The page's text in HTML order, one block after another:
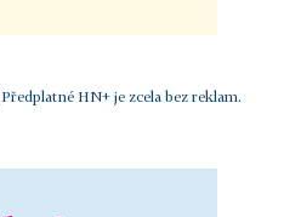
Předplatné HN+ je zcela bez reklam.